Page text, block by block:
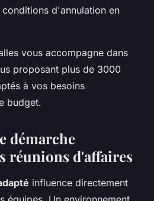
d'annulation en
vous accompagne dans
proposant plus de 3000
à vos besoins
budget.
démarche
réunions d'affaires
influence directement